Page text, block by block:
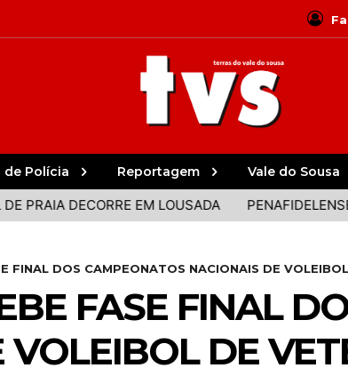
de Polícia Reportagem Vale do Sousa
DECORRE EM LOUSADA PENAFIDELENSE
FINAL DOS CAMPEONATOS NACIONAIS DE
FASE FINAL
DE